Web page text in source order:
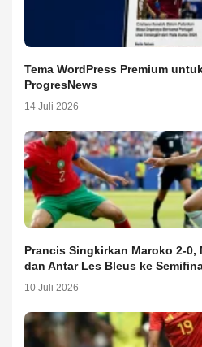
Tema WordPress Premium
ProgresNews
14 Juli 2026
Prancis Singkirkan Maroko 2-0,
dan Antar Les Bleus ke
10 Juli 2026